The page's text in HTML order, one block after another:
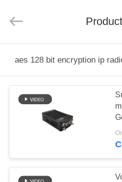
PRODUCTEN
FABRIEKSTOUR
Technology
Co.,Ltd.
Reserved.
aes 128 bit encryption ip